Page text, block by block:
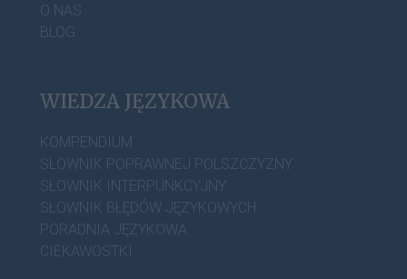
O NAS
BLOG
WIEDZA JĘZYKOWA
KOMPENDIUM
SŁOWNIK POPRAWNEJ POLSZCZYZNY
SŁOWNIK INTERPUNKCYJNY
SŁOWNIK BŁĘDÓW JĘZYKOWYCH
PORADNIA JĘZYKOWA
CIEKAWOSTKI